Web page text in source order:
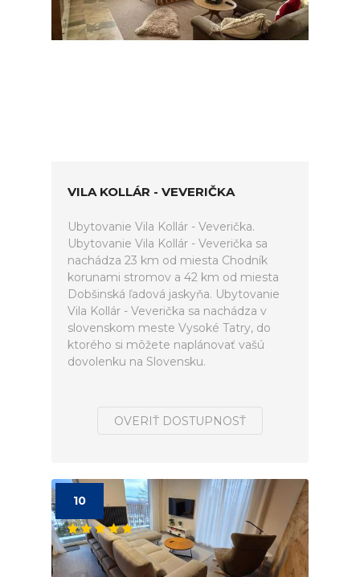
VILA KOLLÁR - VEVERIČKA
Ubytovanie Vila Kollár - Veverička.
Ubytovanie Vila Kollár - Veverička sa
nachádza 23 km od miesta Chodník
korunami stromov a 42 km od miesta
Dobšinská ľadová jaskyňa. Ubytovanie
Vila Kollár - Veverička sa nachádza v
slovenskom meste Vysoké Tatry, do
ktorého si môžete naplánovať vašú
dovolenku na Slovensku.
OVERIŤ DOSTUPNOSŤ
10